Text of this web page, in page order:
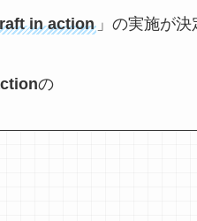
in action 」の実施が決
の